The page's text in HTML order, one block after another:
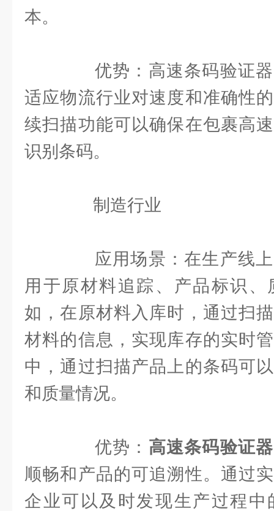
本。
优势：高速条码验证器
适应物流行业对速度和准确性
续扫描功能可以确保在包裹高
识别条码。
制造行业
应用场景：在生产线上
用于原材料追踪、产品标识
如，在原材料入库时，通过扫
材料的信息，实现库存的实时
中，通过扫描产品上的条码可
和质量情况。
优势： 高速条码验证器
顺畅和产品的可追溯性。通过
企业可以及时发现生产过程